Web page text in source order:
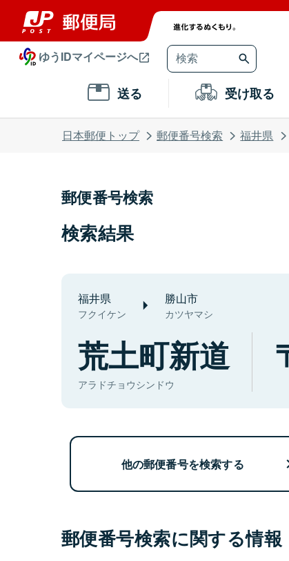
ゆうIDマイページへ
送る 受け取る
日本郵便トップ 郵便番号検索 福井県
郵便番号検索
検索結果
福井県
フクイケン
勝山市
カツヤマシ
荒土町新道
アラドチョウシンドウ
他の郵便番号を検索する
郵便番号検索に関する情報